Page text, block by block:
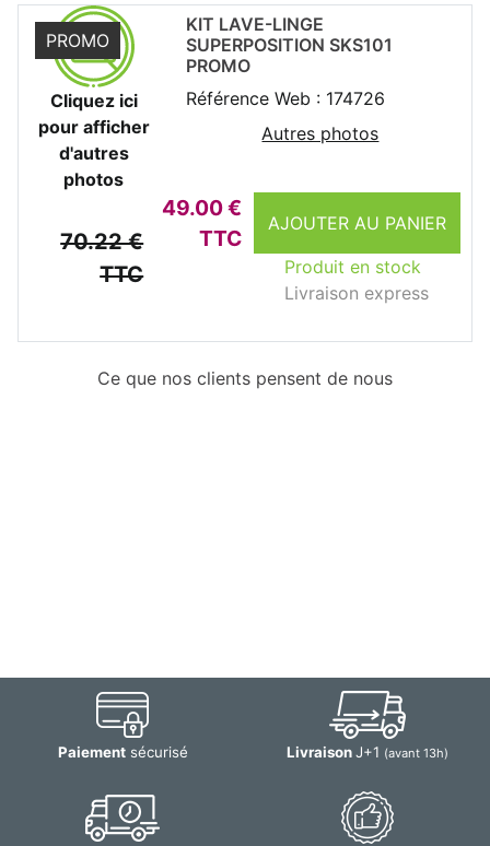
Cliquez ici
pour afficher
d'autres
photos
PROMO
70.22 €
TTC
49.00 €
TTC
AJOUTER AU PANIER
Produit en stock
Livraison express
KIT LAVE-LINGE
SUPERPOSITION SKS101
PROMO
Référence Web : 174726
Autres photos
Ce que nos clients pensent de nous
Paiementsécurisé LivraisonJ+1 (avant 13h)